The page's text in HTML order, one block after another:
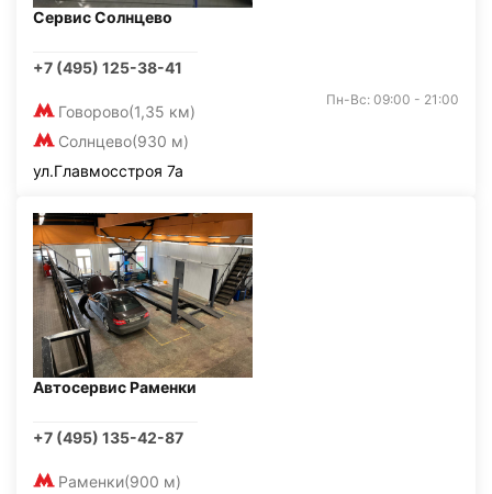
Сервис Солнцево
+7 (495) 125-38-41
Говорово(1,35 км)
Солнцево(930 м)
Пн-Вс: 09:00 - 21:00
ул.Главмосстроя 7а
Автосервис Раменки
+7 (495) 135-42-87
Раменки(900 м)